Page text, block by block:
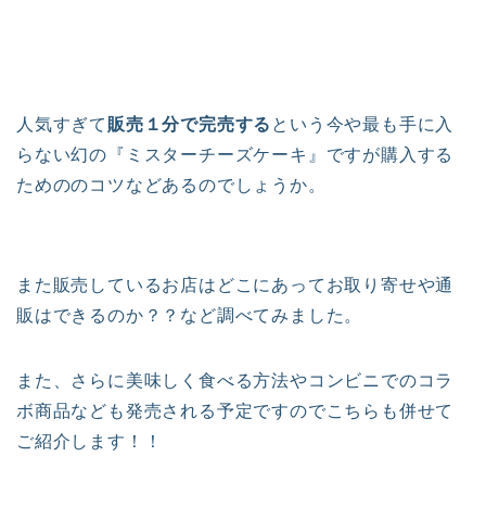
人気すぎて 販売１分で完売する という今や最も手に入
らない幻の『ミスターチーズケーキ』ですが購入する
ためののコツなどあるのでしょうか。
また販売しているお店はどこにあってお取り寄せや通
販はできるのか？？など調べてみました。
また、さらに美味しく食べる方法やコンビニでのコラ
ボ商品なども発売される予定ですのでこちらも併せて
ご紹介します！！